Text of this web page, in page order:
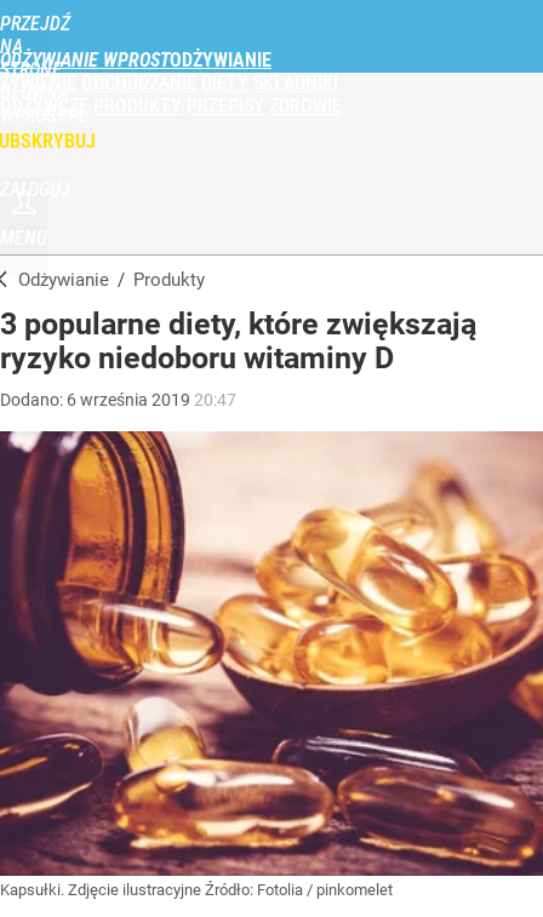
PRZEJDŹ
NA
STRONĘ
ODŻYWIANIE WPROST
Odżywianie / Produkty
3 popularne diety, które zwiększają
ryzyko niedoboru witaminy D
Dodano: 6września 2019 20:47
Kapsułki. Zdjęcie ilustracyjne Źródło: Fotolia / pinkomelet